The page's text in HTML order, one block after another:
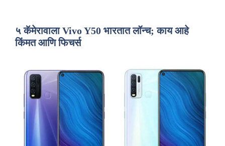
५ कॅमेरावाला Vivo Y50 भारतात लॉन्च; काय आहे
किंमत आणि फिचर्स